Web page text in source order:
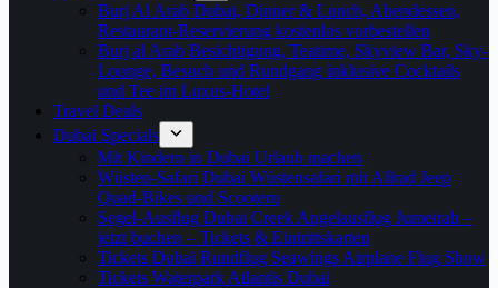
Burj Al Arab Dubai, Dinner & Lunch, Abendessen,
Restaurant-Reservierung kostenlos vorbestellen
Burj al Arab Besichtigung, Teatime, Skyview Bar, Sky-
Lounge, Besuch und Rundgang inklusive Cocktails
und Tee im Luxus-Hotel
Travel Deals
Dubai Specials
Mit Kindern in Dubai Urlaub machen
Wüsten-Safari Dubai Wüstensafari mit Allrad Jeep
Quad-Bikes und Scootern
Segel-Ausflug Dubai Creek Angelausflug Jumeirah –
jetzt buchen – Tickets & Eintrittskarten
Tickets Dubai Rundflug Seawings Airplane Flug Show
Tickets Waterpark Atlantis Dubai